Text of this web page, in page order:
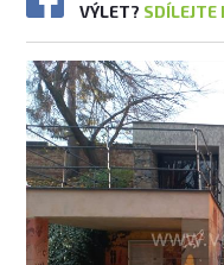
VÝLET? SDÍLEJTE